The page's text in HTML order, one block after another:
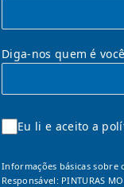
Diga-nos quem é você
Eu li e aceito a
Informações básicas sobre
Responsável: PINTURAS